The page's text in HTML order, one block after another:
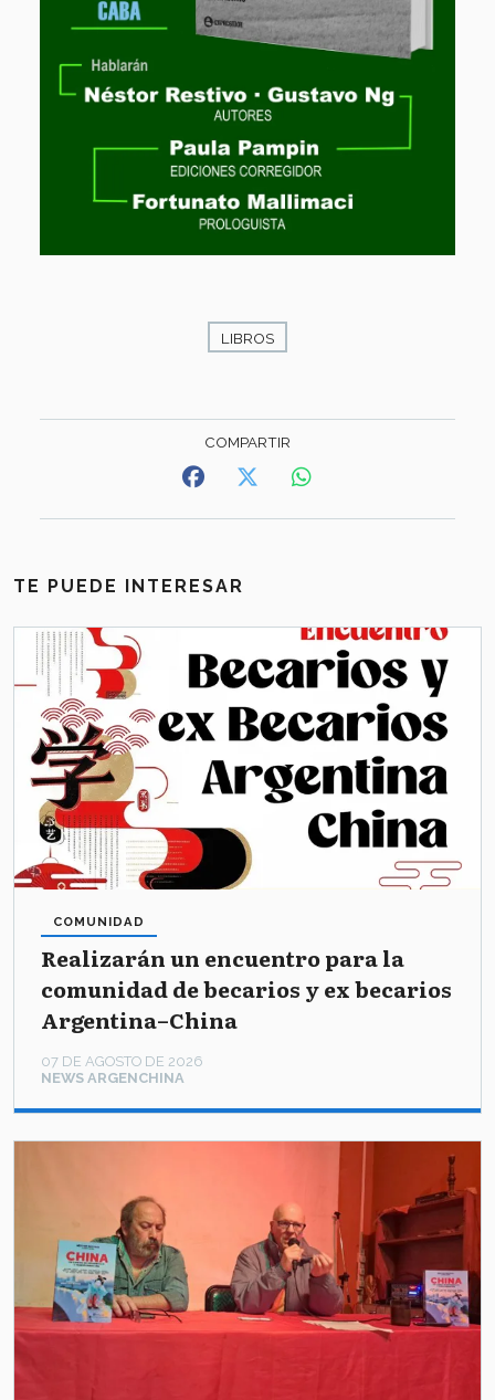
LIBROS
TE PUEDE INTERESAR
Realizarán un encuentro para la
comunidad de becarios y ex becarios
Argentina–China
NEWS ARGENCHINA
COMUNIDAD
07 DE AGOSTO DE 2026